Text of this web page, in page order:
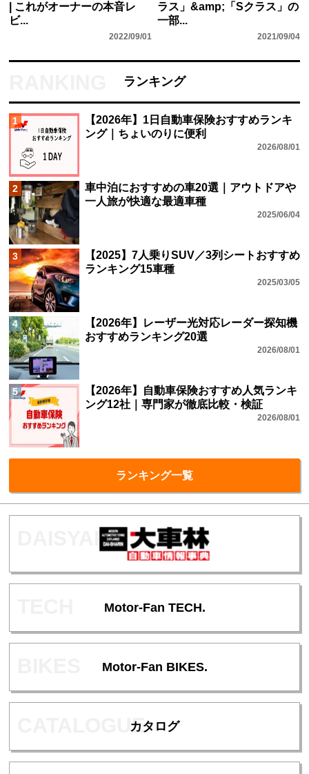
| これがオーナーの本音レ
ビ...
2022/09/01
ラス」&amp;「Sクラス」の
一部...
2021/09/04
ランキング
1
【2026年】1日自動車保険おすすめランキ
ング｜ちょいのりに便利
2026/08/01
2
車中泊におすすめの車20選｜アウトドアや
一人旅が快適な最適車種
2025/06/04
3
【2025】7人乗りSUV／3列シートおすすめ
ランキング15車種
2025/03/05
4
【2026年】レーザー光対応レーダー探知機
おすすめランキング20選
2026/08/01
5
【2026年】自動車保険おすすめ人気ランキ
ング12社｜専門家が徹底比較・検証
2026/08/01
ランキング一覧
Motor-Fan TECH.
Motor-Fan BIKES.
カタログ